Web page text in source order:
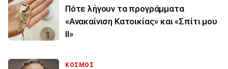
Πότε λήγουν τα προγράμματα
«Ανακαίνιση Κατοικίας» και «Σπίτι μου
ΙΙ»
ΚΟΣΜΟΣ